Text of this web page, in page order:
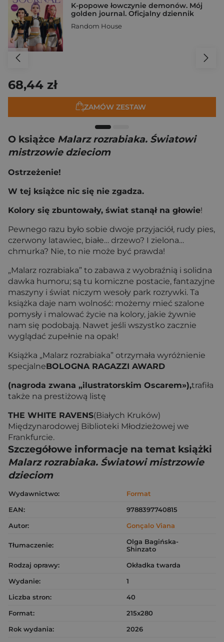
K-popowe łowczynie demonów. Mój
golden journal. Oficjalny dziennik
Random House
68,44 zł
ZAMÓW ZESTAW
O książce Malarz rozrabiaka. Światowi
mistrzowie dzieciom
Ostrzeżenie!
W tej książce nic się nie zgadza.
Kolory się zbuntowały, świat stanął na głowie!
Pewnego razu było sobie dwoje przyjaciół, rudy pies,
czerwony latawiec, białe… drzewo? I zielona…
chmurka? Nie, to nie może być prawda!
„Malarz rozrabiaka” to zabawa z wyobraźnią i solidna
dawka humoru; są tu komiczne postacie, fantazyjne
maszyny i świat niczym wesoły park rozrywki. Ta
książka daje nam wolność: możemy mieć szalone
pomysły i malować życie na kolory, jakie żywnie
nam się podobają. Nawet jeśli wszystko zacznie
wyglądać zupełnie na opak!
Książka „Malarz rozrabiaka” otrzymała wyróżnienie
specjalneBOLOGNA RAGAZZI AWARD
(nagroda zwana „ilustratorskim Oscarem»),trafiła
także na prestiżową listę
THE WHITE RAVENS(Białych Kruków)
Międzynarodowej Biblioteki Młodzieżowej we
Frankfurcie.
Szczegółowe informacje na temat książki
Malarz rozrabiaka. Światowi mistrzowie
dzieciom
Wydawnictwo:
Format
EAN:
9788397740815
Autor:
Gonçalo Viana
Tłumaczenie:
Olga Bagińska-
Shinzato
Rodzaj oprawy:
Okładka twarda
Wydanie:
1
Liczba stron:
40
Format:
215x280
Rok wydania:
2026